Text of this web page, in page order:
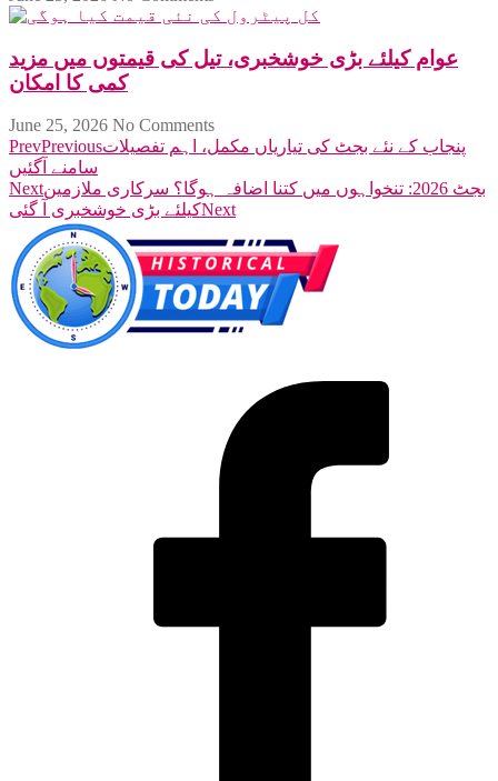
عوام کیلئے بڑی خوشخبری، تیل کی قیمتوں میں مزید
کمی کا امکان
June 25, 2026 No Comments
PrevPreviousپنجاب کے نئے بجٹ کی تیاریاں مکمل، اہم تفصیلات
سامنے آگئیں
Nextبجٹ 2026: تنخواہوں میں کتنا اضافہ ہوگا؟ سرکاری ملازمین
کیلئے بڑی خوشخبری آ گئیNext